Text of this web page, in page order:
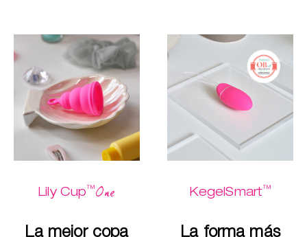
Lily Cup™One
La mejor copa
KegelSmart™
La forma más